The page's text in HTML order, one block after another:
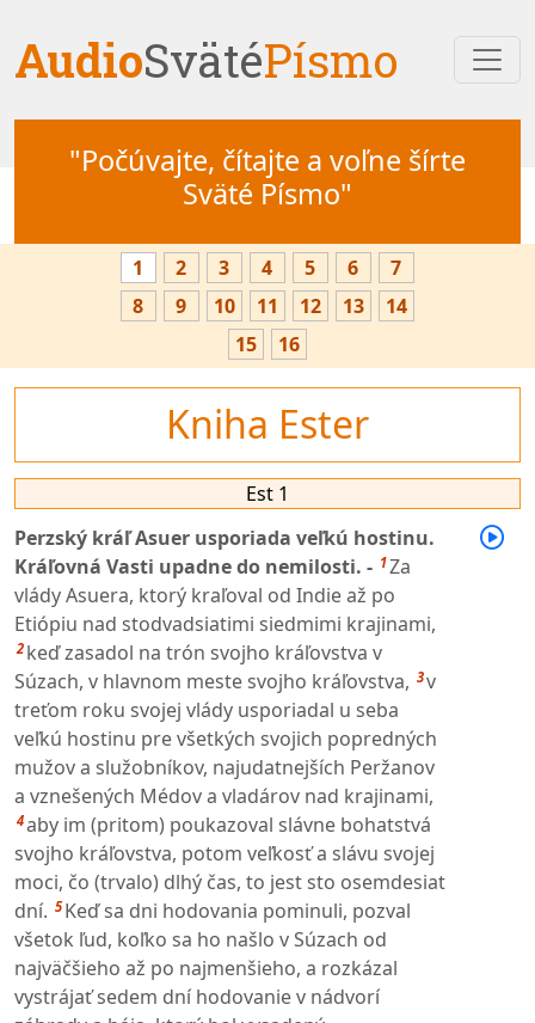
AudioSvätéPísmo
"Počúvajte, čítajte a voľne šírte
Sväté Písmo"
1 2 3 4 5 6
7
8
9 10 11 12 13
14
15
16
Kniha Ester
Est 1
Perzský kráľ Asuer usporiada veľkú hostinu.
Kráľovná Vasti upadne do nemilosti. - 1Za
vlády Asuera, ktorý kraľoval od Indie až po
Etiópiu nad stodvadsiatimi siedmimi krajinami,
2 keď zasadol na trón svojho kráľovstva v
Súzach, v hlavnom meste svojho kráľovstva, 3v
treťom roku svojej vlády usporiadal u seba
veľkú hostinu pre všetkých svojich popredných
mužov a služobníkov, najudatnejších Peržanov
a vznešených Médov a vladárov nad krajinami,
4aby im (pritom) poukazoval slávne bohatstvá
svojho kráľovstva, potom veľkosť a slávu svojej
moci, čo (trvalo) dlhý čas, to jest sto osemdesiat
dní. 5 Keď sa dni hodovania pominuli, pozval
všetok ľud, koľko sa ho našlo v Súzach od
najväčšieho až po najmenšieho, a rozkázal
vystrájať sedem dní hodovanie v nádvorí